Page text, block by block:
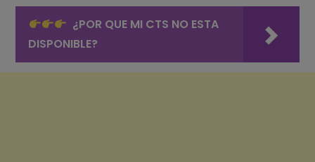
¿POR QUE MI CTS NO ESTA
DISPONIBLE?